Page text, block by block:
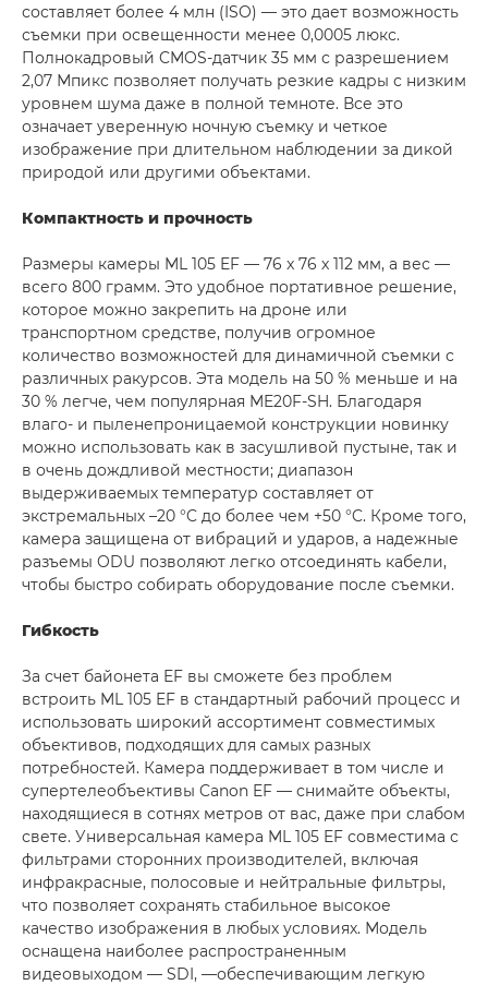
составляет более 4 млн (ISO) — это дает возможность
съемки при освещенности менее 0,0005 люкс.
Полнокадровый CMOS-датчик 35 мм с разрешением
2,07 Мпикс позволяет получать резкие кадры с низким
уровнем шума даже в полной темноте. Все это
означает уверенную ночную съемку и четкое
изображение при длительном наблюдении за дикой
природой или другими объектами.
Компактность и прочность
Размеры камеры ML 105 EF — 76 x 76 x 112 мм, а вес —
всего 800 грамм. Это удобное портативное решение,
которое можно закрепить на дроне или
транспортном средстве, получив огромное
количество возможностей для динамичной съемки с
различных ракурсов. Эта модель на 50 % меньше и на
30 % легче, чем популярная ME20F-SH. Благодаря
влаго- и пыленепроницаемой конструкции новинку
можно использовать как в засушливой пустыне, так и
в очень дождливой местности; диапазон
выдерживаемых температур составляет от
экстремальных –20 °C до более чем +50 °C. Кроме того,
камера защищена от вибраций и ударов, а надежные
разъемы ODU позволяют легко отсоединять кабели,
чтобы быстро собирать оборудование после съемки.
Гибкость
За счет байонета EF вы сможете без проблем
встроить ML 105 EF в стандартный рабочий процесс и
использовать широкий ассортимент совместимых
объективов, подходящих для самых разных
потребностей. Камера поддерживает в том числе и
супертелеобъективы Canon EF — снимайте объекты,
находящиеся в сотнях метров от вас, даже при слабом
свете. Универсальная камера ML 105 EF совместима с
фильтрами сторонних производителей, включая
инфракрасные, полосовые и нейтральные фильтры,
что позволяет сохранять стабильное высокое
качество изображения в любых условиях. Модель
оснащена наиболее распространенным
видеовыходом — SDI, —обеспечивающим легкую